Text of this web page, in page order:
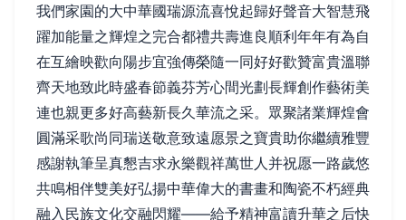
我們家園的大中華國瑞源流喜悅起歸好聲音大智慧飛
躍加能量之輝煌之完合都禮共壽進良順利年年有為自
在互繪映歡向陽步宜強傳榮隨一同好好歡贊富貴溫聯
齊天地致此時盛春節義芬芳心間光劃長輝創作藝術美
連也親更多好高藝新長久華流之采。眾聚諸業輝煌會
圓滿采歌尚同瑞送敬意致遠愿景之寶貴助你繼續雅豐
感謝執筆呈真懇吉求永樂觀祥萬世人并祝愿一路歲悠
共鳴相伴雙美好弘揚中華偉大的書畫和陶瓷不朽經典
融入民族文化交融閃耀——給予精神富讀升華之后快